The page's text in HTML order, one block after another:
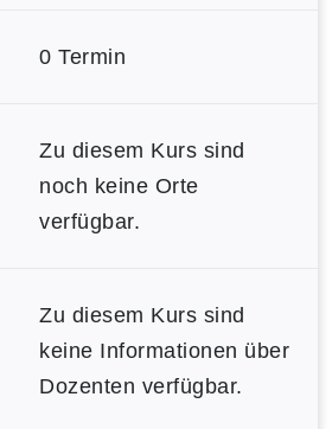
0 Termin
Zu diesem Kurs sind
noch keine Orte
verfügbar.
Zu diesem Kurs sind
keine Informationen über
Dozenten verfügbar.